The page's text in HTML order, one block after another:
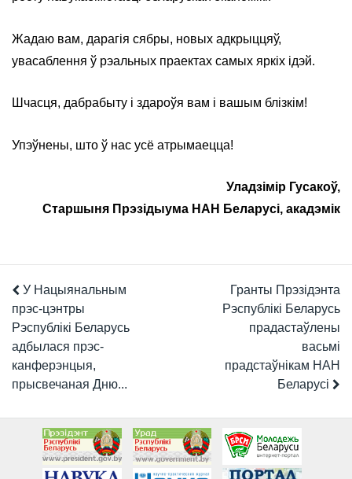
Жадаю вам, дарагія сябры, новых адкрыццяў,
увасаблення ў рэальных праектах самых яркіх ідэй.
Шчасця, дабрабыту і здароўя вам і вашым блізкім!
Упэўнены, што ў нас усё атрымаецца!
Уладзімір Гусакоў,
Старшыня Прэзідыума НАН Беларусі, акадэмік
У Нацыянальным
прэс-цэнтры
Рэспублікі Беларусь
адбылася прэс-
канферэнцыя,
прысвечаная Дню...
Гранты Прэзідэнта
Рэспублікі Беларусь
прадастаўлены
васьмі
прадстаўнікам НАН
Беларусі